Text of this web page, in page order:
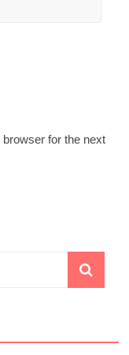
for the next